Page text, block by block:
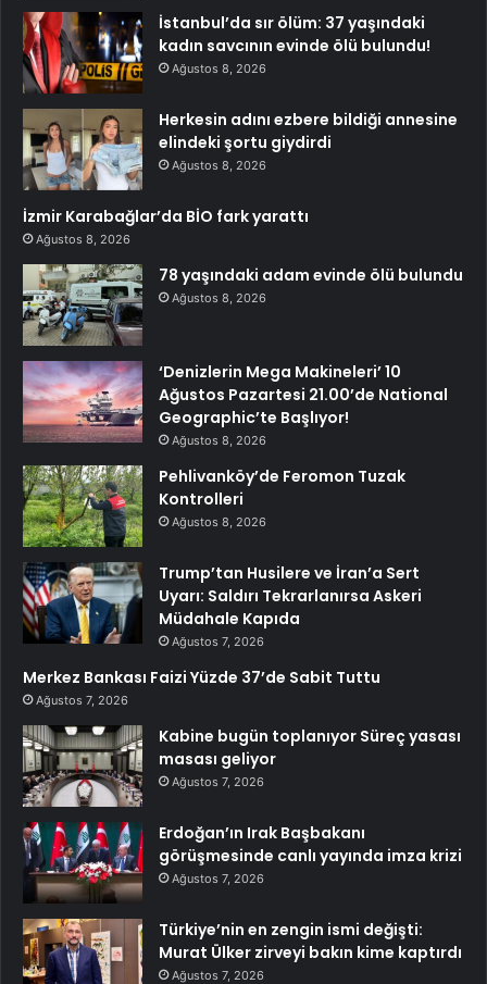
İstanbul’da sır ölüm: 37 yaşındaki
kadın savcının evinde ölü bulundu!
Ağustos 8, 2026
Herkesin adını ezbere bildiği annesine
elindeki şortu giydirdi
Ağustos 8, 2026
İzmir Karabağlar’da BİO fark yarattı
Ağustos 8, 2026
78 yaşındaki adam evinde ölü bulundu
Ağustos 8, 2026
‘Denizlerin Mega Makineleri’ 10
Ağustos Pazartesi 21.00’de National
Geographic’te Başlıyor!
Ağustos 8, 2026
Pehlivanköy’de Feromon Tuzak
Kontrolleri
Ağustos 8, 2026
Trump’tan Husilere ve İran’a Sert
Uyarı: Saldırı Tekrarlanırsa Askeri
Müdahale Kapıda
Ağustos 7, 2026
Merkez Bankası Faizi Yüzde 37’de Sabit Tuttu
Ağustos 7, 2026
Kabine bugün toplanıyor Süreç yasası
masası geliyor
Ağustos 7, 2026
Erdoğan’ın Irak Başbakanı
görüşmesinde canlı yayında imza krizi
Ağustos 7, 2026
Türkiye’nin en zengin ismi değişti:
Murat Ülker zirveyi bakın kime kaptırdı
Ağustos 7, 2026